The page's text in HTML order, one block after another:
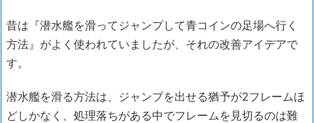
昔は『潜水艦を滑ってジャンプして青コインの足場へ行く
方法』がよく使われていましたが、それの改善アイデアで
す。
潜水艦を滑る方法は、ジャンプを出せる猶予が2フレームほ
どしかなく、処理落ちがある中でフレームを見切るのは難